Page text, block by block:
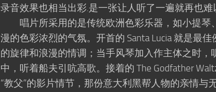
录音效果也相当出彩.是一张让人听了一遍就再也难
唱片所采用的是传统欧洲色彩乐器，如小提琴
漫的色彩浓烈的气氛。开首的 Santa Lucia 就是最
的旋律和浪漫的情调；当手风琴加入作主体之时，
中，听着船夫引吭高歌。接着的 The Godfather
“教父”的影片情节，那份意大利黑帮人物的亲情与